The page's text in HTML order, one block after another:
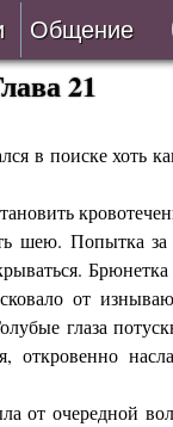
Общение
Блог
Лента
21
в поиске хоть
шею. Попытка
от
глаза
откровенно
от очередной